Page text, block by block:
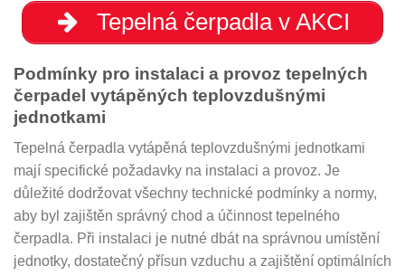
Tepelná čerpadla v AKCI
Podmínky pro instalaci a provoz tepelných
čerpadel vytápěných teplovzdušnými
jednotkami
Tepelná čerpadla vytápěná teplovzdušnými jednotkami
mají specifické požadavky na instalaci a provoz. Je
důležité dodržovat všechny technické podmínky a normy,
aby byl zajištěn správný chod a účinnost tepelného
čerpadla. Při instalaci je nutné dbát na správnou umístění
jednotky, dostatečný přísun vzduchu a zajištění optimálních